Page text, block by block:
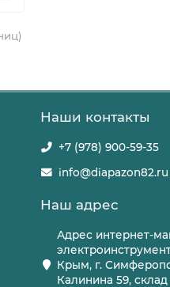
Наши контакты
+7 (978) 900-59-35
info@diapazon82.ru
Наш адрес
Адрес интернет-
Крым, г.
Калинина 59,